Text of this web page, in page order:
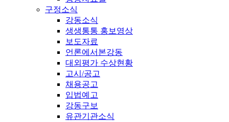
구정소식
강동소식
생생통통 홍보영상
보도자료
언론에서본강동
대외평가 수상현황
고시/공고
채용공고
입법예고
강동구보
유관기관소식